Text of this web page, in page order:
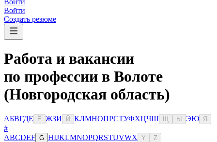
Войти
Войти
Создать резюме
Работа и вакансии
по профессии в Волоте
(Новгородская область)
АБВГДЕ Ё ЖЗИ Й КЛМНОПРСТУФХЦЧШ Ы ЭЮ Я
#
ABCDEF G HIJKLMNOPQRSTUVWX Y Z